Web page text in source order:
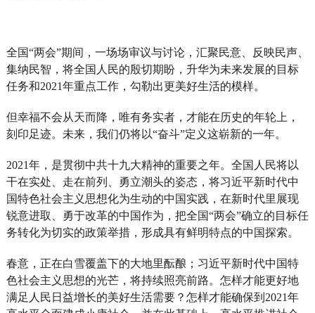
全国“两会”期间，一场场审议与讨论，汇聚民意、反映民声、
集纳民智，将全国人民的殷切期盼，升华为未来发展的目标
任务和2021年重点工作，勾勒出更美好生活的模样。
但幸福不会从天而降，唯有务实者，才能在历史的年轮上，
刻印足迹。未来，我们仍将以“奋斗”定义这崭新的一年。
2021年，是贯彻中共十九大精神的重要之年。全国人民将以
干在实处、走在前列、勇立潮头的姿态，将习近平新时代中
国特色社会主义思想化为生动的中国实践，在新时代里展现
锐意进取、勇于改革的中国作为，把全国“两会”确立的目标任
务转化为切实的政策举措，形成具有鲜明特点的中国探索。
春意，正在白雪覆盖下的大地里酝酿；习近平新时代中国特
色社会主义思想的光芒，将持续照亮前路。怎样才能更好地
满足人民日益增长的美好生活需要？怎样才能确保到2021年